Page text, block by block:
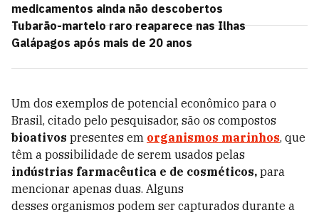
medicamentos ainda não descobertos
Tubarão-martelo raro reaparece nas Ilhas
Galápagos após mais de 20 anos
Um dos exemplos de potencial econômico para o
Brasil, citado pelo pesquisador, são os compostos
bioativos presentes em organismos marinhos, que
têm a possibilidade de serem usados pelas
indústrias farmacêutica e de cosméticos, para
mencionar apenas duas. Alguns
desses organismos podem ser capturados durante a